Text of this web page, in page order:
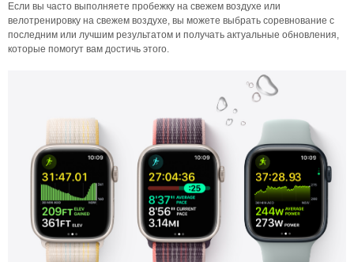
Если вы часто выполняете пробежку на свежем воздухе или
велотренировку на свежем воздухе, вы можете выбрать соревнование с
последним или лучшим результатом и получать актуальные обновления,
которые помогут вам достичь этого.